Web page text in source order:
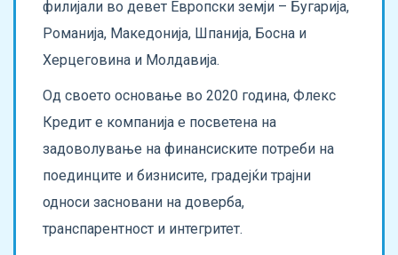
филијали во девет Европски земји – Бугарија,
Романија, Македонија, Шпанија, Босна и
Херцеговина и Молдавија.
Од своето основање во 2020 година, Флекс
Кредит е компанија е посветена на
задоволување на финансиските потреби на
поединците и бизнисите, градејќи трајни
односи засновани на доверба,
транспарентност и интегритет.